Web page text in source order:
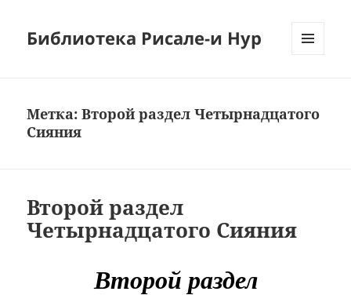
Библиотека Рисале-и Нур
Метка:Второй раздел Четырнадцатого
Сияния
Второй раздел
Четырнадцатого Сияния
Второй раздел